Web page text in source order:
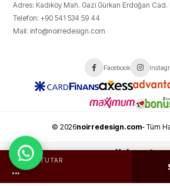
Adres: Kadıköy Mah. Gazi Gürkan Erdoğan Cad.
Telefon: +90 541 534 59 44
Mail: info@noirredesign.com
Facebook
© 2026noirredesign.com- Tüm
TOPLAM TUTAR
...